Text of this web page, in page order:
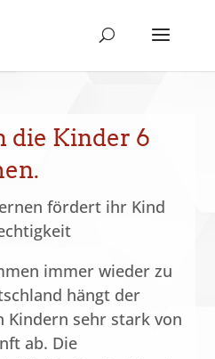
die Kinder 6
fördert ihr Kind
immer wieder zu
hängt der
Kindern sehr stark von
ab. Die